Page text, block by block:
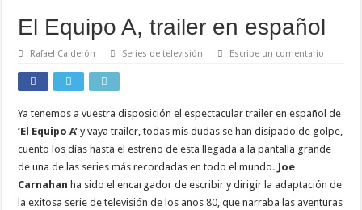
El Equipo A, trailer en español
Rafael Calderón Series de televisión Escribe un comentario
Ya tenemos a vuestra disposición el espectacular trailer en español de
‘El Equipo A’y vaya trailer, todas mis dudas se han disipado de golpe,
cuento los días hasta el estreno de esta llegada a la pantalla grande
de una de las series más recordadas en todo el mundo. Joe
Carnahan ha sido el encargador de escribir y dirigir la adaptación de
la exitosa serie de televisión de los años 80, que narraba las aventuras